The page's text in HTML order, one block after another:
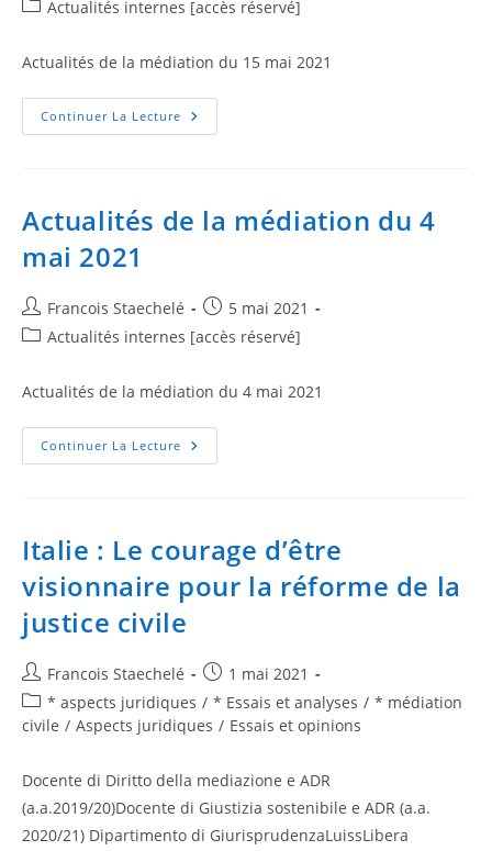
Actualités internes [accès réservé]
Actualités de la médiation du 15 mai 2021
Continuer La Lecture
Actualités de la médiation du 4
mai 2021
Francois Staechelé
5 mai 2021
Actualités internes [accès réservé]
Actualités de la médiation du 4 mai 2021
Continuer La Lecture
Italie : Le courage d’être
visionnaire pour la réforme de la
justice civile
Francois Staechelé
1 mai 2021
* aspects juridiques / * Essais et analyses / * médiation
civile / Aspects juridiques / Essais et opinions
Docente di Diritto della mediazione e ADR
(a.a.2019/20)Docente di Giustizia sostenibile e ADR (a.a.
2020/21) Dipartimento di GiurisprudenzaLuissLibera